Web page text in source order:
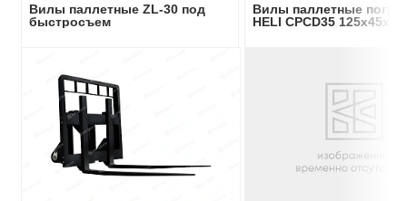
Вилы паллетные ZL-30 под
быстросъем
Вилы паллетные
HELI CPCD35